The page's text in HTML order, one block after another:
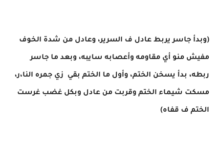
(وبدأ جاسر يربط عادل ف السرير، وعادل من شدة الخوف
مفيش منو أي مقاومه وأعصابه سايبه، وبعد ما جاسر
ربطه، بدأ يسخن الختم، وأول ما الختم بقي زي جمره النا،ر،
مسكت شيماء الختم وقربت من عادل وبكل غضب غرست
الختم ف قفاه)